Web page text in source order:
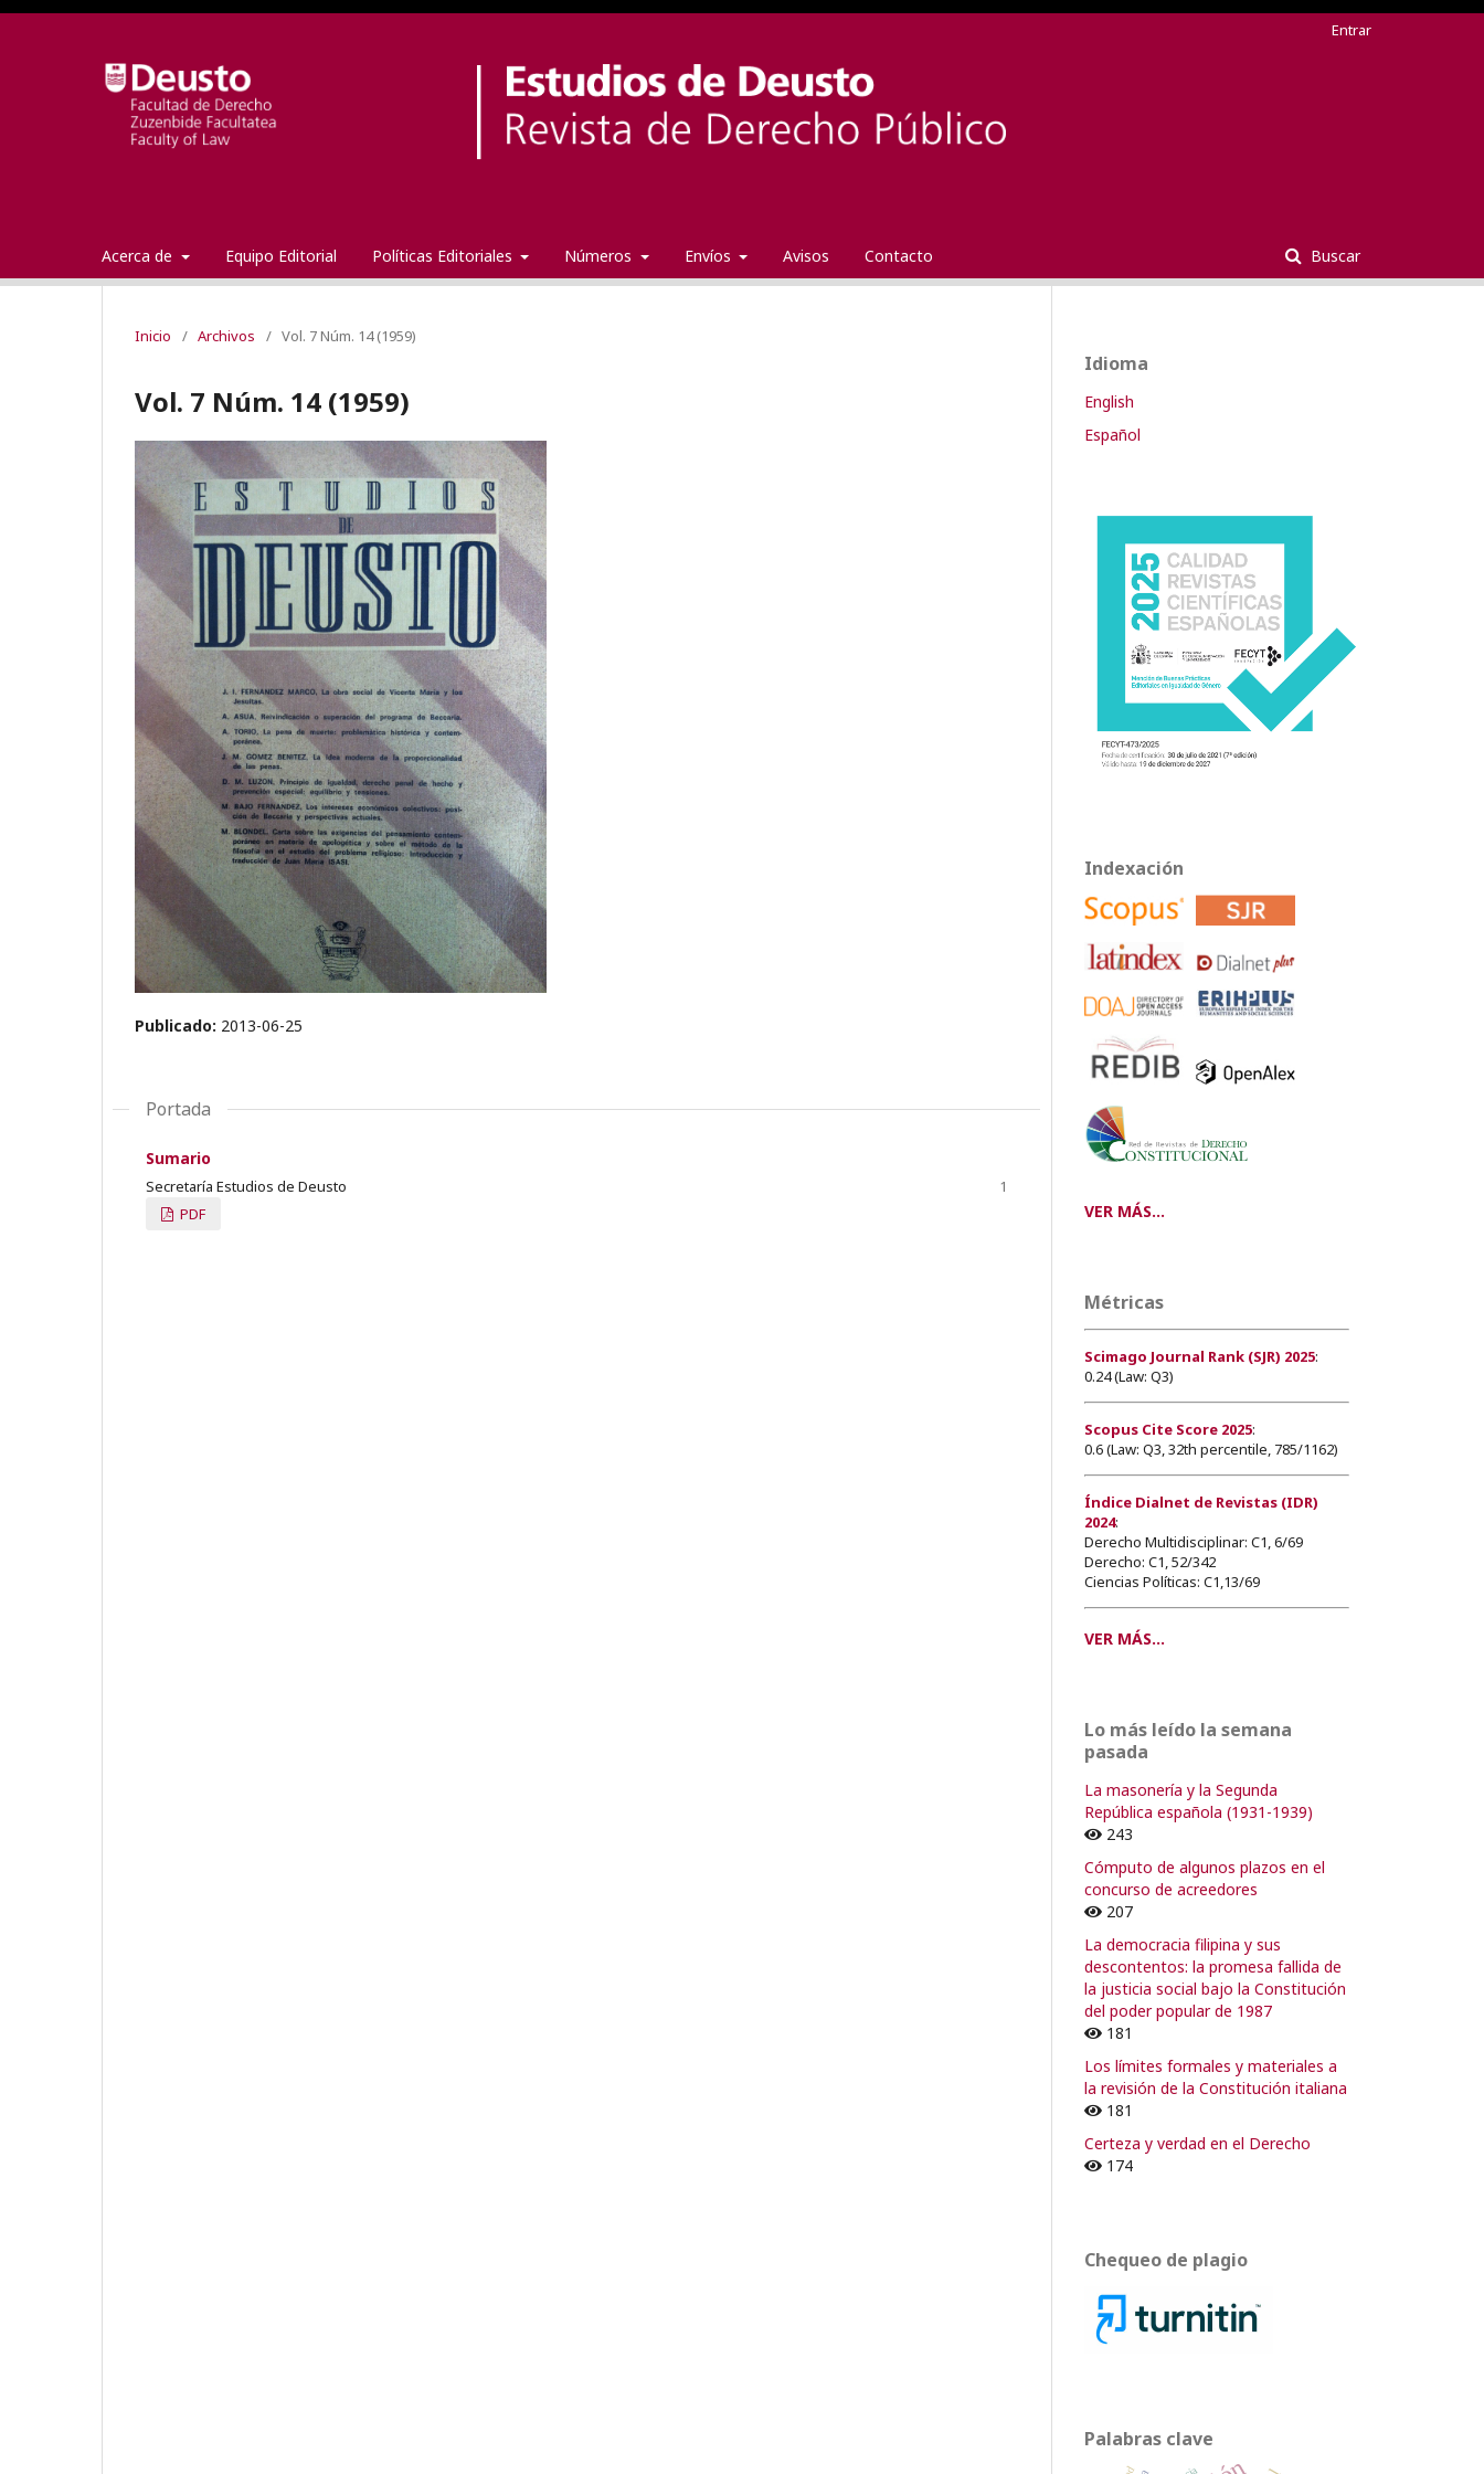
Acerca de Equipo Editorial Políticas Editoriales Números Envíos Avisos Contacto Buscar
Entrar
Inicio / Archivos / Vol. 7 Núm. 14 (1959)
Vol. 7 Núm. 14 (1959)
Publicado: 2013-06-25
Portada
Sumario
Secretaría Estudios de Deusto
1
PDF
Idioma
English
Español
Indexación
VER MÁS...
Métricas
Scimago Journal Rank (SJR) 2025:
0.24 (Law: Q3)
Scopus Cite Score 2025:
0.6 (Law: Q3, 32th percentile, 785/1162)
Índice Dialnet de Revistas (IDR)
2024:
Derecho Multidisciplinar: C1, 6/69
Derecho: C1, 52/342
Ciencias Políticas: C1,13/69
VER MÁS...
Lo más leído la semana
pasada
La masonería y la Segunda
República española (1931-1939)
243
Cómputo de algunos plazos en el
concurso de acreedores
207
La democracia filipina y sus
descontentos: la promesa fallida de
la justicia social bajo la Constitución
del poder popular de 1987
181
Los límites formales y materiales a
la revisión de la Constitución italiana
181
Certeza y verdad en el Derecho
174
Chequeo de plagio
Palabras clave